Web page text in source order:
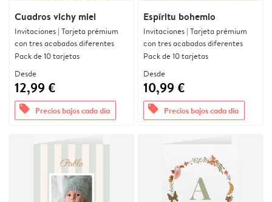
Cuadros vichy miel
Invitaciones | Tarjeta prémium
con tres acabados diferentes
Pack de 10 tarjetas
Desde
12,99 €
offers Precios bajos cada día
Espíritu bohemio
Invitaciones | Tarjeta prémium
con tres acabados diferentes
Pack de 10 tarjetas
Desde
10,99 €
offers Precios bajos cada día